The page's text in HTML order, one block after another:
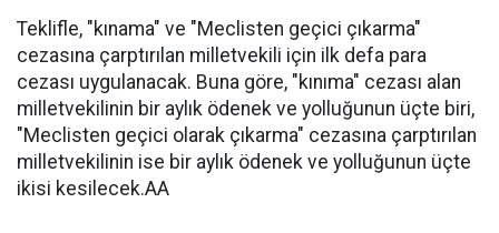
Teklifle, "kınama" ve "Meclisten geçici çıkarma"
cezasına çarptırılan milletvekili için ilk defa para
cezası uygulanacak. Buna göre, "kınıma" cezası alan
milletvekilinin bir aylık ödenek ve yolluğunun üçte biri,
"Meclisten geçici olarak çıkarma" cezasına çarptırılan
milletvekilinin ise bir aylık ödenek ve yolluğunun üçte
ikisi kesilecek.AA